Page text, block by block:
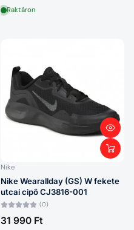
Raktáron
Nike
Nike Wearallday (GS) W fekete
utcai cipő CJ3816-001
(0)
31 990 Ft